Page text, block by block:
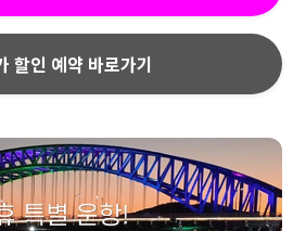
할인 예약 바로가기